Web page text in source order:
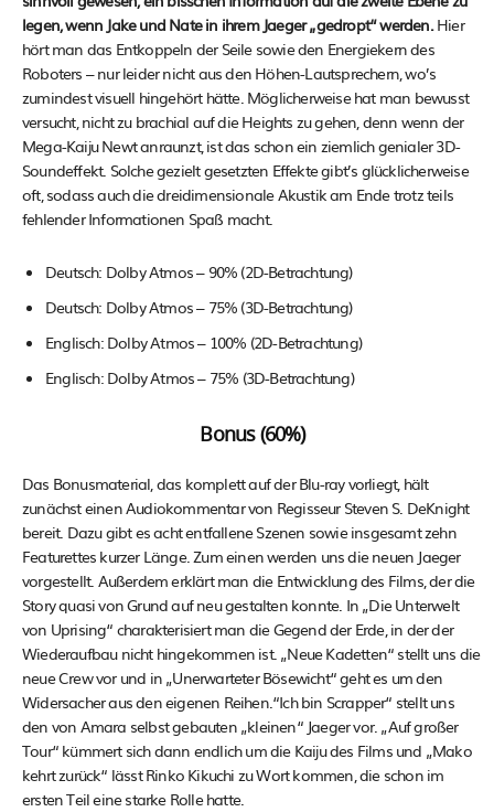
legen, wenn Jake und Nate in ihrem Jaeger „gedropt“ werden.Hier
hört man das Entkoppeln der Seile sowie den Energiekern des
Roboters – nur leider nicht aus den Höhen-Lautsprechern, wo’s
zumindest visuell hingehört hätte. Möglicherweise hat man bewusst
versucht, nicht zu brachial auf die Heights zu gehen, denn wenn der
Mega-Kaiju Newt anraunzt, ist das schon ein ziemlich genialer 3D-
Soundeffekt. Solche gezielt gesetzten Effekte gibt’s glücklicherweise
oft, sodass auch die dreidimensionale Akustik am Ende trotz teils
fehlender Informationen Spaß macht.
Deutsch: Dolby Atmos – 90% (2D-Betrachtung)
Deutsch: Dolby Atmos – 75% (3D-Betrachtung)
Englisch: Dolby Atmos – 100% (2D-Betrachtung)
Englisch: Dolby Atmos – 75% (3D-Betrachtung)
Bonus (60%)
Das Bonusmaterial, das komplett auf der Blu-ray vorliegt, hält
zunächst einen Audiokommentar von Regisseur Steven S. DeKnight
bereit. Dazu gibt es acht entfallene Szenen sowie insgesamt zehn
Featurettes kurzer Länge. Zum einen werden uns die neuen Jaeger
vorgestellt. Außerdem erklärt man die Entwicklung des Films, der die
Story quasi von Grund auf neu gestalten konnte. In „Die Unterwelt
von Uprising“ charakterisiert man die Gegend der Erde, in der der
Wiederaufbau nicht hingekommen ist. „Neue Kadetten“ stellt uns die
neue Crew vor und in „Unerwarteter Bösewicht“ geht es um den
Widersacher aus den eigenen Reihen.“Ich bin Scrapper“ stellt uns
den von Amara selbst gebauten „kleinen“ Jaeger vor. „Auf großer
Tour“ kümmert sich dann endlich um die Kaiju des Films und „Mako
kehrt zurück“ lässt Rinko Kikuchi zu Wort kommen, die schon im
ersten Teil eine starke Rolle hatte.